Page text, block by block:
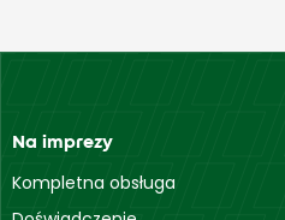
Na imprezy
Kompletna obsługa